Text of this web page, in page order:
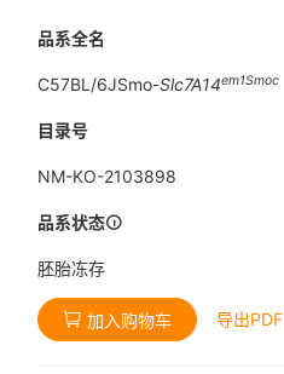
品系全名
C57BL/6JSmo-Slc7A14em1Smoc
目录号
NM-KO-2103898
品系状态
胚胎冻存
加入购物车 导出PDF